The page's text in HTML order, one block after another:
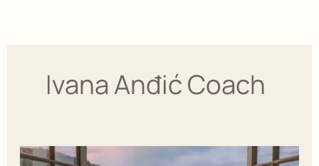
Ivana Anđić Coach
Moj